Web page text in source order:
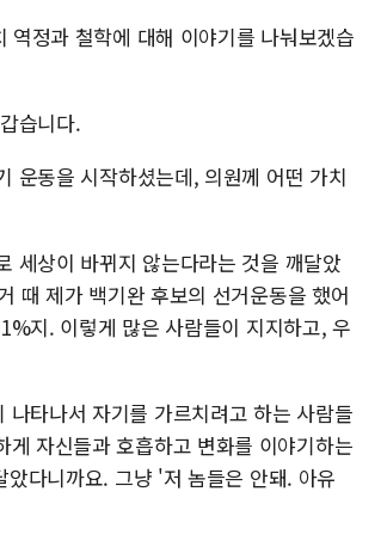
정과 철학에 대해 이야기를 나눠보겠습
습니다.
운동을 시작하셨는데, 의원께 어떤 가치
세상이 바뀌지 않는다라는 것을 깨달았
때 제가 백기완 후보의 선거운동을 했어
지. 이렇게 많은 사람들이 지지하고, 우
타나서 자기를 가르치려고 하는 사람들
자신들과 호흡하고 변화를 이야기하는
다니까요. 그냥 '저 놈들은 안돼. 아유